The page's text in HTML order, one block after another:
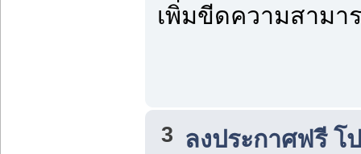
เพิ่มขีดความสามา
3 ลงประกาศฟรี โ